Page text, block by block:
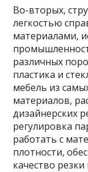
Во-вторых,
легкостью
материалами,
различных
пластика и
мебель из
материалов,
дизайнерских
регулировка
работать с
плотности,
качество